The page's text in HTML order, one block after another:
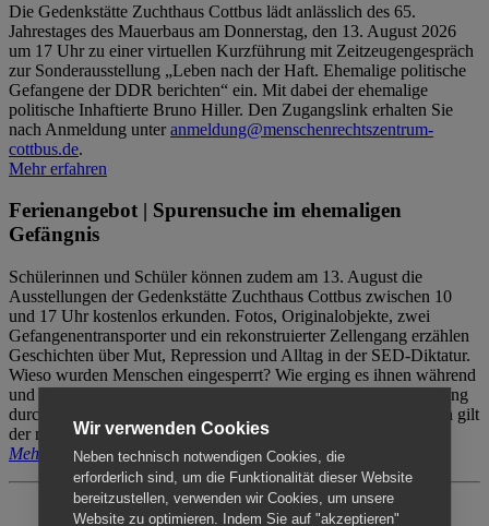
Die Gedenkstätte Zuchthaus Cottbus lädt anlässlich des 65.
Jahrestages des Mauerbaus am Donnerstag, den 13. August 2026
um 17 Uhr zu einer virtuellen Kurzführung mit Zeitzeugengespräch
zur Sonderausstellung „Leben nach der Haft. Ehemalige politische
Gefangene der DDR berichten“ ein. Mit dabei der ehemalige
politische Inhaftierte Bruno Hiller. Den Zugangslink erhalten Sie
nach Anmeldung unteranmeldung@menschenrechtszentrum-
cottbus.de.
Mehr erfahren
Ferienangebot | Spurensuche im ehemaligen
Gefängnis
Schülerinnen und Schüler können zudem am 13. August die
Ausstellungen der Gedenkstätte Zuchthaus Cottbus zwischen 10
und 17 Uhr kostenlos erkunden. Fotos, Originalobjekte, zwei
Gefangenentransporter und ein rekonstruierter Zellengang erzählen
Geschichten über Mut, Repression und Alltag in der SED-Diktatur.
Wieso wurden Menschen eingesperrt? Wie erging es ihnen während
und nach der Haft? Der Besuch erfolgt individuell ohne Betreuung
durch das Menschenrechtszentrum Cottbus. Für Begleitpersonen gilt
der reguläre Eintritt (8€ / ermäßigt 5€).
Mehr erfahren
Wir verwenden Cookies
Neben technisch notwendigen Cookies, die
erforderlich sind, um die Funktionalität dieser Website
bereitzustellen, verwenden wir Cookies, um unsere
Website zu optimieren. Indem Sie auf "akzeptieren"